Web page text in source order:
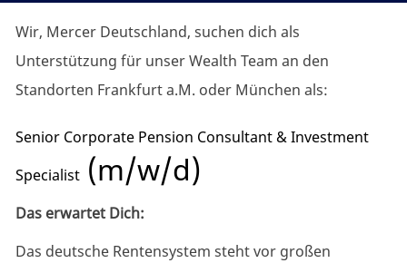
Wir, Mercer Deutschland, suchen dich als
Unterstützung für unser Wealth Team an den
Standorten Frankfurt a.M. oder München als:
Senior Corporate Pension Consultant & Investment
Specialist(m/w/d)
Das erwartet Dich:
Das deutsche Rentensystem steht vor großen